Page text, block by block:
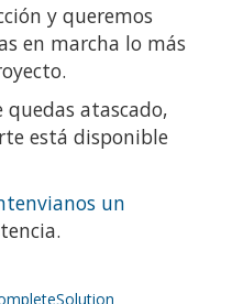
y queremos
en marcha lo más
atascado,
está disponible
un